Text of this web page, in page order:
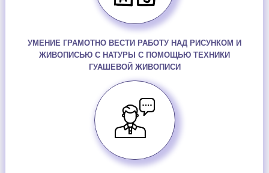
УМЕНИЕ ГРАМОТНО ВЕСТИ РАБОТУ НАД РИСУНКОМ И
ЖИВОПИСЬЮ С НАТУРЫ С ПОМОЩЬЮ ТЕХНИКИ
ГУАШЕВОЙ ЖИВОПИСИ